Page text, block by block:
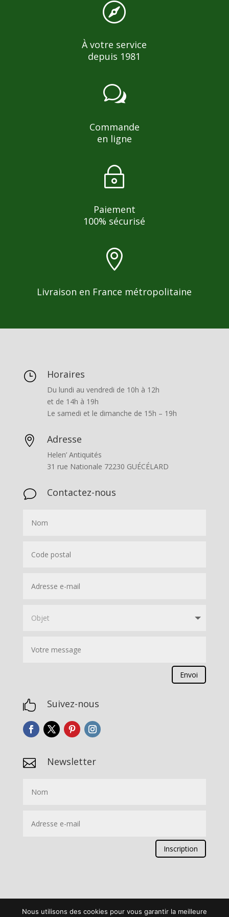

À votre service
depuis 1981
w
Commande
en ligne
~
Paiement
100% sécurisé

Livraison en France métropolitaine
} Horaires
Du lundi au vendredi de 10h à 12h
et de 14h à 19h
Le samedi et le dimanche de 15h – 19h
 Adresse
Helen’ Antiquités
31 rue Nationale 72230 GUÉCÉLARD
v Contactez-nous
Envoi
 Suivez-nous
 Newsletter
Inscription
Nous utilisons des cookies pour vous garantir la meilleure